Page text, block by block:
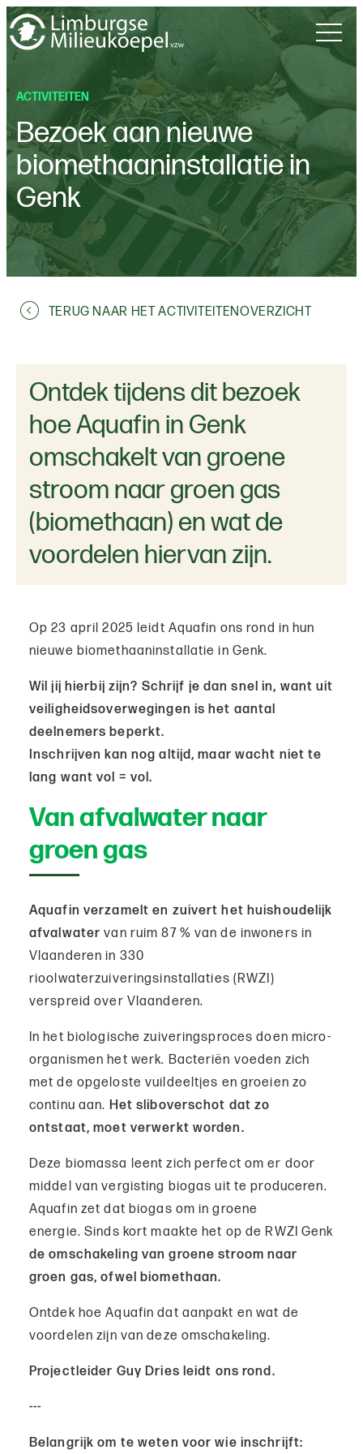
ACTIVITEITEN
Bezoek aan nieuwe
biomethaaninstallatie in
Genk
TERUG NAAR HET ACTIVITEITENOVERZICHT
Ontdek tijdens dit bezoek
hoe Aquafin in Genk
omschakelt van groene
stroom naar groen gas
(biomethaan) en wat de
voordelen hiervan zijn.
Op 23 april 2025 leidt Aquafin ons rond in hun
nieuwe biomethaaninstallatie in Genk.
Wil jij hierbij zijn? Schrijf je dan snel in, want uit
veiligheidsoverwegingen is het aantal
deelnemers beperkt.
Inschrijven kan nog altijd, maar wacht niet te
lang want vol = vol.
Van afvalwater naar
groen gas
Aquafin verzamelt en zuivert het huishoudelijk
afvalwatervan ruim 87 % van de inwoners in
Vlaanderen in 330
rioolwaterzuiveringsinstallaties (RWZI)
verspreid over Vlaanderen.
In het biologische zuiveringsproces doen micro-
organismen het werk. Bacteriën voeden zich
met de opgeloste vuildeeltjes en groeien zo
continu aan. Het sliboverschot dat zo
ontstaat, moet verwerkt worden.
Deze biomassa leent zich perfect om er door
middel van vergisting biogas uit te produceren.
Aquafin zet dat biogas om in groene
energie. Sinds kort maakte het op de RWZI Genk
de omschakeling van groene stroom naar
groen gas, ofwel biomethaan.
Ontdek hoe Aquafin dat aanpakt en wat de
voordelen zijn van deze omschakeling.
Projectleider Guy Dries leidt ons rond.
---
Belangrijk om te weten voor wie inschrijft: